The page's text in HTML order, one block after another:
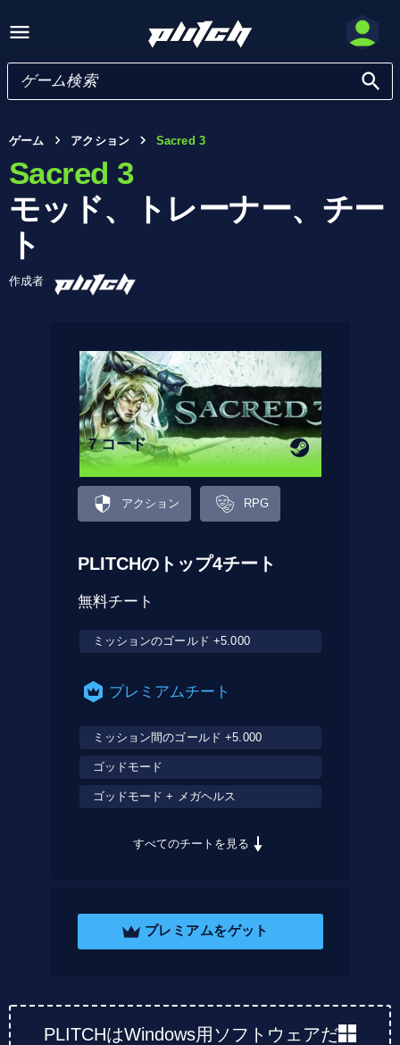
ゲーム アクション Sacred 3
Sacred 3
モッド、トレーナー、チー
ト
作成者
7 コード
アクション RPG
PLITCHのトップ4チート
無料チート
ミッションのゴールド +5.000
プレミアムチート
ミッション間のゴールド +5.000
ゴッドモード
ゴッドモード + メガヘルス
すべてのチートを見る
プレミアムをゲット
PLITCHはWindows用ソフトウェアだ